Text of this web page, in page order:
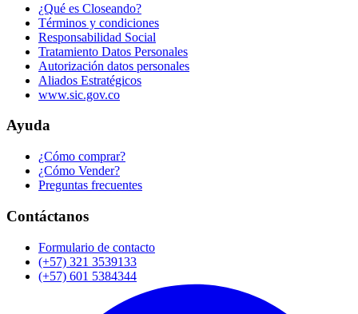
¿Qué es Closeando?
Términos y condiciones
Responsabilidad Social
Tratamiento Datos Personales
Autorización datos personales
Aliados Estratégicos
www.sic.gov.co
Ayuda
¿Cómo comprar?
¿Cómo Vender?
Preguntas frecuentes
Contáctanos
Formulario de contacto
(+57) 321 3539133
(+57) 601 5384344